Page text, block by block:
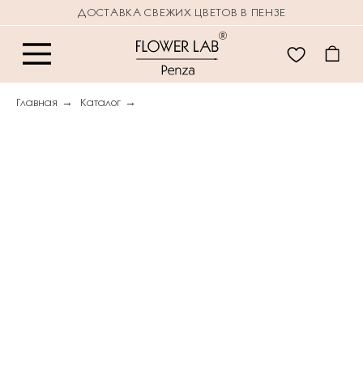
ДОСТАВКА СВЕЖИХ ЦВЕТОВ В ПЕНЗЕ
Главная → Каталог →